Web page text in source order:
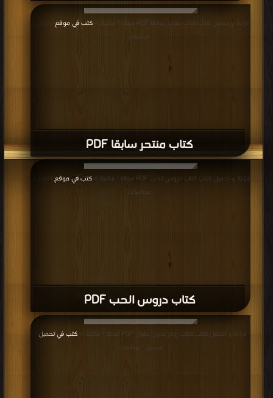
كتاب منتحر سابقا PDF
قراءة و تحميل كتاب كتاب منتحر سابقا PDF مجانا | مكتبة > كتب في موقع
: مرة/مرات
كتاب دروس الحب PDF
قراءة و تحميل كتاب كتاب دروس الحب PDF مجانا | مكتبة > كتب في موقع
: مرة/مرات
قراءة و تحميل كتاب كتاب زواج بدون حلول PDF مجانا | مكتبة > كتب في تحميل
التحميل : مرة/مرات